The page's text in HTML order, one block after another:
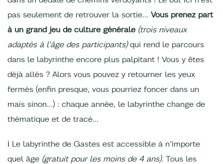
pas seulement de retrouver la sortie… Vous prenez part
à un grand jeu de culture générale (trois niveaux
adaptés à l'âge des participants)qui rend le parcours
dans le labyrinthe encore plus palpitant ! Vous y êtes
déjà allés ? Alors vous pouvez y retourner les yeux
fermés (enfin presque, vous pourriez foncer dans un
maïs sinon…) : chaque année, le labyrinthe change de
thématique et de tracé…
ℹ Le labyrinthe de Gastes est accessible à n’importe
quel âge (gratuit pour les moins de 4 ans). Tous les